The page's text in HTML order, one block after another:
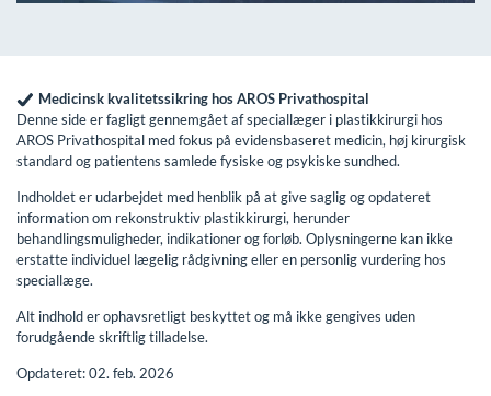
Medicinsk kvalitetssikring hos AROS Privathospital
Denne side er fagligt gennemgået af speciallæger i plastikkirurgi hos
AROS Privathospital med fokus på evidensbaseret medicin, høj kirurgisk
standard og patientens samlede fysiske og psykiske sundhed.
Indholdet er udarbejdet med henblik på at give saglig og opdateret
information om rekonstruktiv plastikkirurgi, herunder
behandlingsmuligheder, indikationer og forløb. Oplysningerne kan ikke
erstatte individuel lægelig rådgivning eller en personlig vurdering hos
speciallæge.
Alt indhold er ophavsretligt beskyttet og må ikke gengives uden
forudgående skriftlig tilladelse.
Opdateret: 02. feb. 2026